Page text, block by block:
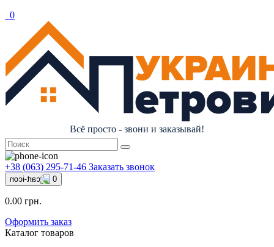
0
Всё просто - звони и заказывай!
+38 (063) 295-71-46 Заказать звонок
0
0.00 грн.
Оформить заказ
Каталог товаров